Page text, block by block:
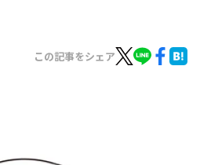
この記事をシェア